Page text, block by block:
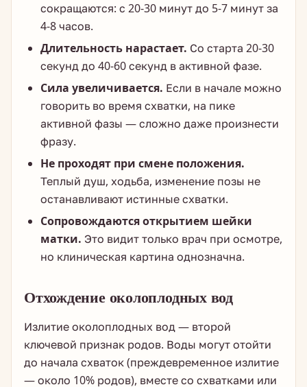
сокращаются: с 20-30 минут до 5-7 минут за
4-8 часов.
Длительность нарастает. Со старта 20-30
секунд до 40-60 секунд в активной фазе.
Сила увеличивается. Если в начале можно
говорить во время схватки, на пике
активной фазы — сложно даже произнести
фразу.
Не проходят при смене положения.
Теплый душ, ходьба, изменение позы не
останавливают истинные схватки.
Сопровождаются открытием шейки
матки. Это видит только врач при осмотре,
но клиническая картина однозначна.
Отхождение околоплодных вод
Излитие околоплодных вод — второй
ключевой признак родов. Воды могут отойти
до начала схваток (преждевременное излитие
— около 10% родов), вместе со схватками или